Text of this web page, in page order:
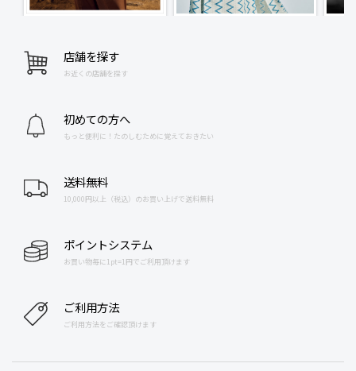
店舗を探す
お近くの店舗を探す
初めての方へ
もっと便利に！たのしむために覚えておきたい
送料無料
10,000円以上（税込）のお買い上げで送料無料
ポイントシステム
お買い物毎に1pt=1円でご利用頂けます
ご利用方法
ご利用方法をご確認頂けます